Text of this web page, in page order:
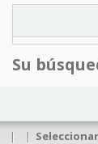
Su
| |